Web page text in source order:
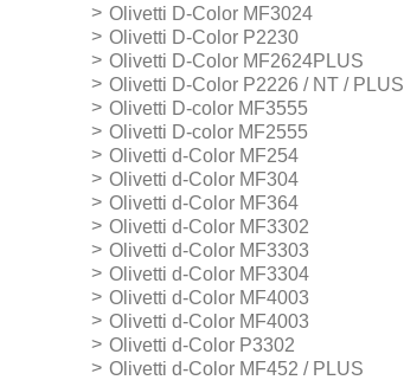
Olivetti D-Color MF3024
Olivetti D-Color P2230
Olivetti D-Color MF2624PLUS
Olivetti D-Color P2226 / NT / PLUS
Olivetti D-color MF3555
Olivetti D-color MF2555
Olivetti d-Color MF254
Olivetti d-Color MF304
Olivetti d-Color MF364
Olivetti d-Color MF3302
Olivetti d-Color MF3303
Olivetti d-Color MF3304
Olivetti d-Color MF4003
Olivetti d-Color MF4003
Olivetti d-Color P3302
Olivetti d-Color MF452 / PLUS